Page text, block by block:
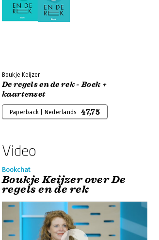
Boukje Keijzer
De regels en de rek - Boek +
kaartenset
Paperback | Nederlands 47,75
Video
Bookchat
Boukje Keijzer over De
regels en de rek